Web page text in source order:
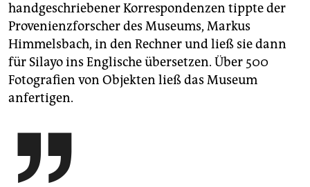
handgeschriebener Korrespondenzen tippte der
Provenienzforscher des Museums, Markus
Himmelsbach, in den Rechner und ließ sie dann
für Silayo ins Englische übersetzen. Über 500
Fotografien von Objekten ließ das Museum
anfertigen.
